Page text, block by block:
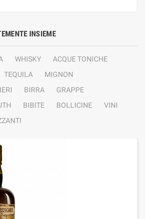
INSIEME
WHISKY
ACQUE TONICHE
TEQUILA
MIGNON
BIRRA
GRAPPE
BIBITE BOLLICINE
VINI